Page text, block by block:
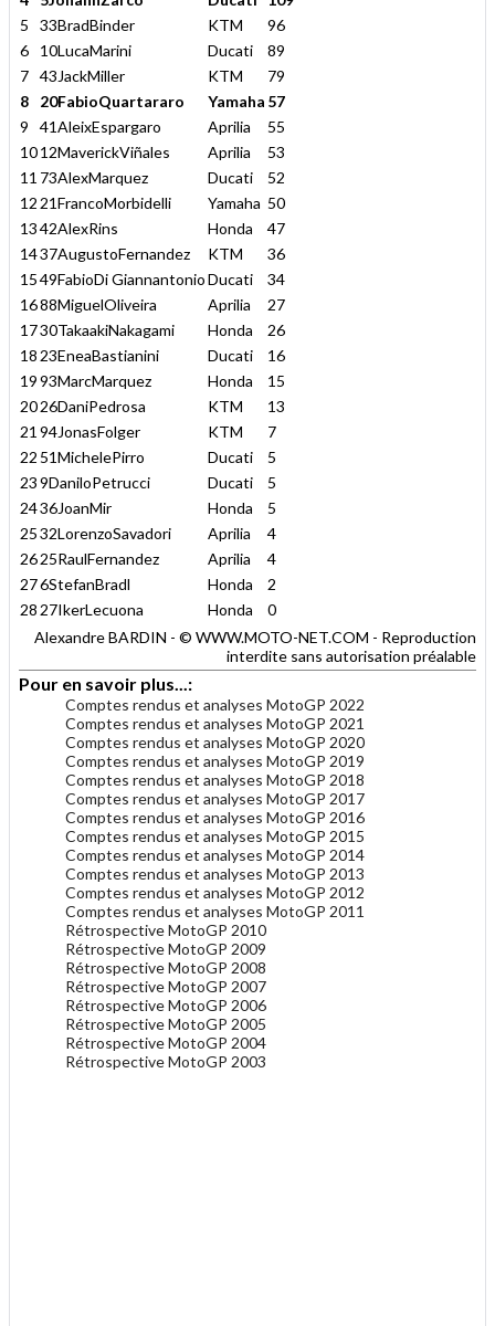
5
33BradBinder KTM
96
6
10LucaMarini Ducati
89
7 43JackMiller KTM
79
8
20FabioQuartararo Yamaha 57
9
41AleixEspargaro Aprilia
55
1012MaverickViñales Aprilia
53
11 73AlexMarquez Ducati
52
12 21FrancoMorbidelli Yamaha 50
1342AlexRins Honda
47
1437AugustoFernandez KTM
36
1549FabioDi GiannantonioDucati
34
1688MiguelOliveira Aprilia
27
1730TakaakiNakagami Honda
26
18 23EneaBastianini Ducati
16
1993MarcMarquez Honda
15
2026DaniPedrosa KTM
13
21 94JonasFolger KTM
7
22 51MichelePirro Ducati
5
239DaniloPetrucci Ducati
5
2436JoanMir Honda
5
2532LorenzoSavadori Aprilia
4
2625RaulFernandez Aprilia
4
276StefanBradl Honda
2
28 27IkerLecuona Honda
0
Alexandre BARDIN - © WWW.MOTO-NET.COM - Reproduction
interdite sans autorisation préalable
Pour en savoir plus...:
Comptes rendus et analyses MotoGP 2022
Comptes rendus et analyses MotoGP 2021
Comptes rendus et analyses MotoGP 2020
Comptes rendus et analyses MotoGP 2019
Comptes rendus et analyses MotoGP 2018
Comptes rendus et analyses MotoGP 2017
Comptes rendus et analyses MotoGP 2016
Comptes rendus et analyses MotoGP 2015
Comptes rendus et analyses MotoGP 2014
Comptes rendus et analyses MotoGP 2013
Comptes rendus et analyses MotoGP 2012
Comptes rendus et analyses MotoGP 2011
Rétrospective MotoGP 2010
Rétrospective MotoGP 2009
Rétrospective MotoGP 2008
Rétrospective MotoGP 2007
Rétrospective MotoGP 2006
Rétrospective MotoGP 2005
Rétrospective MotoGP 2004
Rétrospective MotoGP 2003